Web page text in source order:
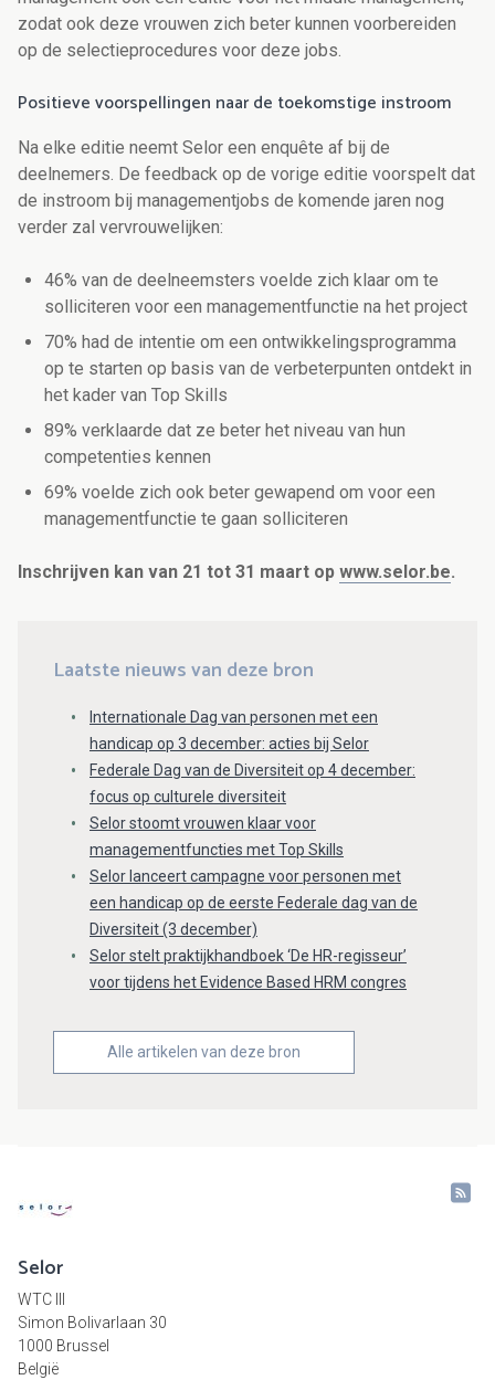
zodat ook deze vrouwen zich beter kunnen voorbereiden
op de selectieprocedures voor deze jobs.
Positieve voorspellingen naar de toekomstige instroom
Na elke editie neemt Selor een enquête af bij de
deelnemers. De feedback op de vorige editie voorspelt dat
de instroom bij managementjobs de komende jaren nog
verder zal vervrouwelijken:
46% van de deelneemsters voelde zich klaar om te
solliciteren voor een managementfunctie na het project
70% had de intentie om een ontwikkelingsprogramma
op te starten op basis van de verbeterpunten ontdekt in
het kader van Top Skills
89% verklaarde dat ze beter het niveau van hun
competenties kennen
69% voelde zich ook beter gewapend om voor een
managementfunctie te gaan solliciteren
Inschrijven kan van 21 tot 31 maart op www.selor.be.
Laatste nieuws van deze bron
Internationale Dag van personen met een
handicap op 3 december: acties bij Selor
Federale Dag van de Diversiteit op 4 december:
focus op culturele diversiteit
Selor stoomt vrouwen klaar voor
managementfuncties met Top Skills
Selor lanceert campagne voor personen met
een handicap op de eerste Federale dag van de
Diversiteit (3 december)
Selor stelt praktijkhandboek ‘De HR-regisseur’
voor tijdens het Evidence Based HRM congres
Alle artikelen van deze bron
Selor
WTC III
Simon Bolivarlaan 30
1000 Brussel
België